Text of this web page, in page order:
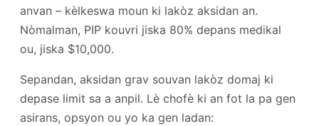
anvan – kèlkeswa moun ki lakòz aksidan an.
Nòmalman, PIP kouvri jiska 80% depans medikal
ou, jiska $10,000.
Sepandan, aksidan grav souvan lakòz domaj ki
depase limit sa a anpil. Lè chofè ki an fot la pa gen
asirans, opsyon ou yo ka gen ladan: